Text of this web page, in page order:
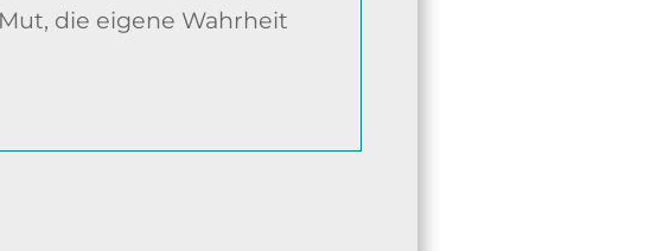
die eigene Wahrheit